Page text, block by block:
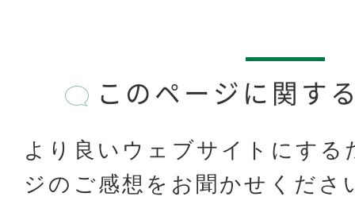
このページに関す
より良いウェブサイトにする
ジのご感想をお聞かせくださ